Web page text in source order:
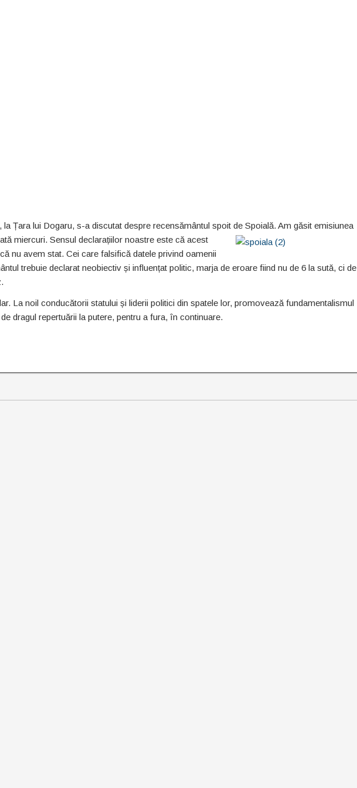
la Țara lui Dogaru, s-a discutat despre recensământul spoit de Spoială. Am găsit emisiunea
miercuri. Sensul declarațiilor noastre este că acest
nu avem stat. Cei care falsifică datele privind oamenii
trebuie declarat neobiectiv și influențat politic, marja de eroare fiind nu de 6 la sută, ci de
La noil conducătorii statului și liderii politici din spatele lor, promovează fundamentalismul
dragul repertuării la putere, pentru a fura, în continuare.